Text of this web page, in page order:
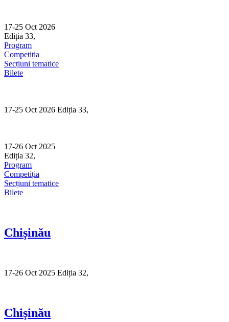
content
17-25 Oct 2026
Ediția 33,
Program
Competiția
Secțiuni tematice
Bilete
17-25 Oct 2026 Ediția 33,
17-26 Oct 2025
Ediția 32,
Program
Competiția
Secțiuni tematice
Bilete
Chișinău
17-26 Oct 2025 Ediția 32,
Chișinău